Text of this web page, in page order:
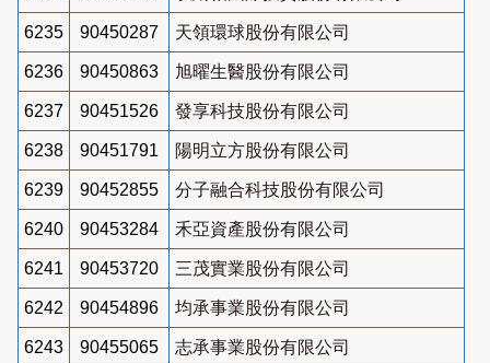
6235 90450287 天領環球股份有限公司
6236 90450863 旭曜生醫股份有限公司
6237 90451526 發享科技股份有限公司
6238 90451791 陽明立方股份有限公司
6239 90452855 分子融合科技股份有限公司
6240 90453284 禾亞資產股份有限公司
6241 90453720 三茂實業股份有限公司
6242 90454896 均承事業股份有限公司
6243 90455065 志承事業股份有限公司